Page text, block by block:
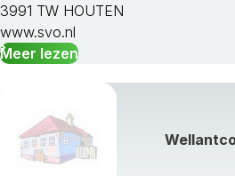
Amersfoort
Baarn
Bunnik
De Ronde Venen
Eemnes
3991 TW HOUTEN
www.svo.nl
Meer lezen